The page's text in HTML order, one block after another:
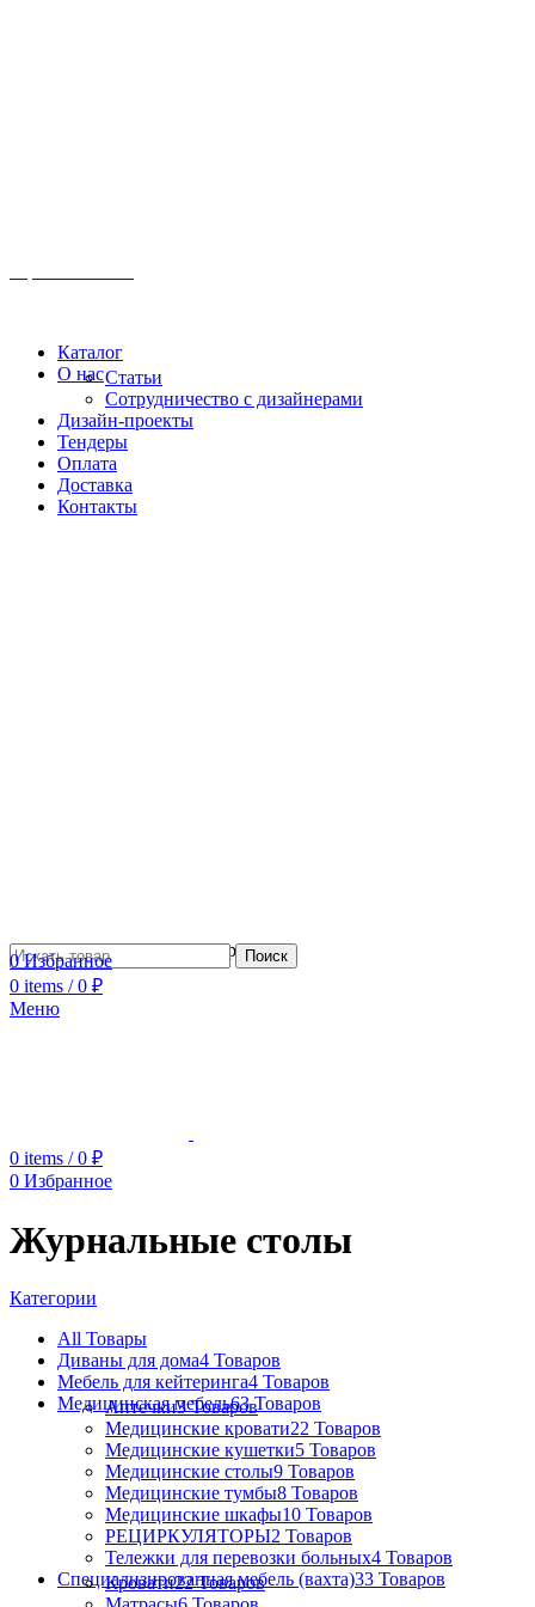
Каталог
О насСтатьи
Сотрудничество с дизайнерами
Дизайн-проекты
Тендеры
Оплата
Доставка
Контакты
Сотрудничество с дизайнерамиПоиск
0Избранное
0 items / 0 ₽
Меню
0 items / 0 ₽
0 Избранное
Журнальные столы
Категории
All Товары
Диваны для дома4 Товаров
Мебель для кейтеринга4 Товаров
Медицинская мебель63 Товаров
Аптечки3 Товаров
Медицинские кровати22 Товаров
Медицинские кушетки5 Товаров
Медицинские столы9 Товаров
Медицинские тумбы8 Товаров
Медицинские шкафы10 Товаров
РЕЦИРКУЛЯТОРЫ2 Товаров
Тележки для перевозки больных4 Товаров
Специализированная мебель (вахта)33 Товаров
Кровати22 Товаров